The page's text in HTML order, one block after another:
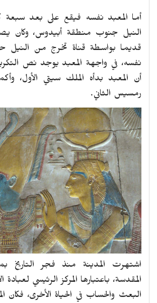
أما المعبد نفسه فيقع على بعد سبعة
النيل جنوب منطقة أبيدوس، وكان
قديما بواسطة قناة تخرج من النيل
نفسه، في واجهة المعبد يوجد نص
أن المعبد بدأه الملك سيتي الأول،
رمسيس الثاني.
اشتهرت المدينة منذ فجر التاريخ
المقدسة، باعتبارها المركز الرئيسي لعبادة
البعث والحساب في الحياة الأخرى، فكان